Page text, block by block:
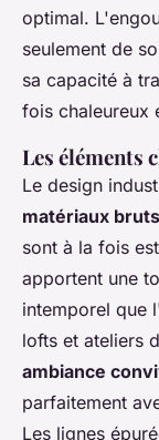
optimal.
seulement de
sa capacité à
fois chaleureux
Les éléments
Le design
matériaux bruts
sont à la fois
apportent une
intemporel que
lofts et ateliers
ambiance
parfaitement
Les lignes